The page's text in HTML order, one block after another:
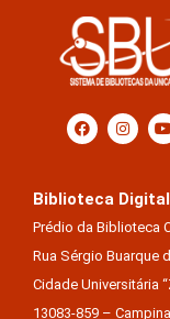
Biblioteca
Prédio da Biblioteca
Rua Sérgio Buarque
Cidade Universitária
13083-859 –